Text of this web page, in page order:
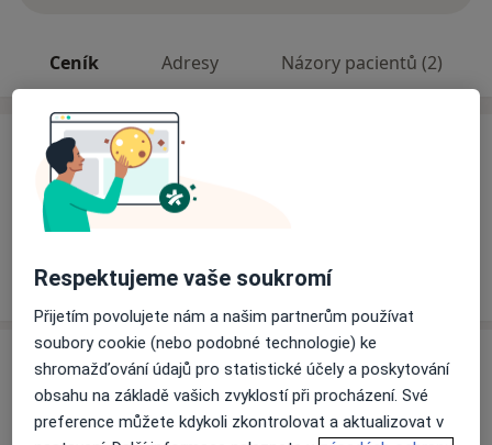
Ceník Adresy Názory pacientů (2)
Ceník
Informace o službách a cenách nejsou k dispozici
Tento specialista ještě nepřidával žádné informace o
Adresa
Nemocnice Ivančice, p.o.
Široká 16, Ivančice 66495
Respektujeme vaše soukromí
Přijetím povolujete nám a našim partnerům používat
soubory cookie (nebo podobné technologie) ke
shromažďování údajů pro statistické účely a poskytování
obsahu na základě vašich zvyklostí při procházení. Své
preference můžete kdykoli zkontrolovat a aktualizovat v